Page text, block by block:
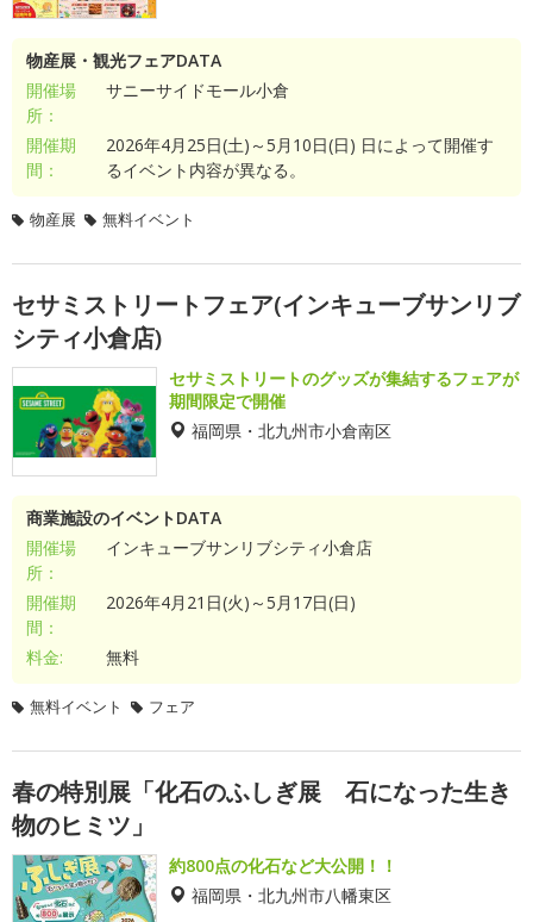
物産展・観光フェアDATA
開催場
所：
サニーサイドモール小倉
開催期
間：
2026年4月25日(土)～5月10日(日) 日によって開催す
るイベント内容が異なる。
物産展 無料イベント
セサミストリートフェア(インキューブサンリブ
シティ小倉店)
セサミストリートのグッズが集結するフェアが
期間限定で開催
福岡県・北九州市小倉南区
商業施設のイベントDATA
開催場
所：
インキューブサンリブシティ小倉店
開催期
間：
2026年4月21日(火)～5月17日(日)
料金: 無料
無料イベント フェア
春の特別展「化石のふしぎ展 石になった生き
物のヒミツ」
約800点の化石など大公開！！
福岡県・北九州市八幡東区